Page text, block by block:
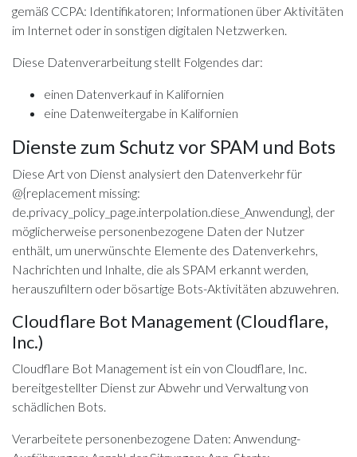
gemäß CCPA: Identifikatoren; Informationen über Aktivitäten
im Internet oder in sonstigen digitalen Netzwerken.
Diese Datenverarbeitung stellt Folgendes dar:
einen Datenverkauf in Kalifornien
eine Datenweitergabe in Kalifornien
Dienste zum Schutz vor SPAM und Bots
Diese Art von Dienst analysiert den Datenverkehr für
@{replacement missing:
de.privacy_policy_page.interpolation.diese_Anwendung}, der
möglicherweise personenbezogene Daten der Nutzer
enthält, um unerwünschte Elemente des Datenverkehrs,
Nachrichten und Inhalte, die als SPAM erkannt werden,
herauszufiltern oder bösartige Bots-Aktivitäten abzuwehren.
Cloudflare Bot Management (Cloudflare,
Inc.)
Cloudflare Bot Management ist ein von Cloudflare, Inc.
bereitgestellter Dienst zur Abwehr und Verwaltung von
schädlichen Bots.
Verarbeitete personenbezogene Daten: Anwendung-